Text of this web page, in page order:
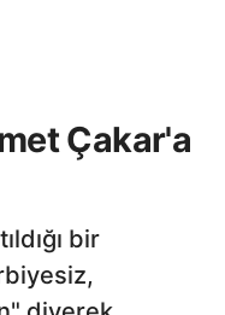
Çakar'a
bir